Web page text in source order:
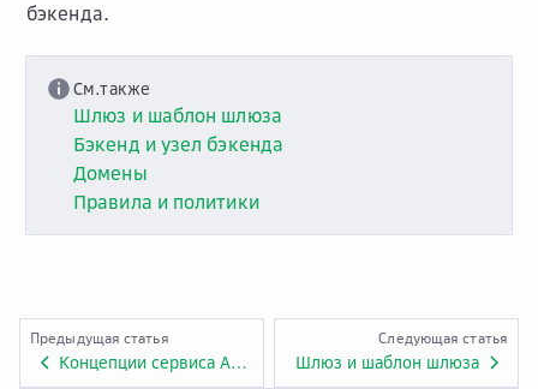
бэкенда.
См.также
Шлюз и шаблон шлюза
Бэкенд и узел бэкенда
Домены
Правила и политики
Предыдущая статья
Концепции сервиса API Gateway
Следующая статья
Шлюз и шаблон шлюза